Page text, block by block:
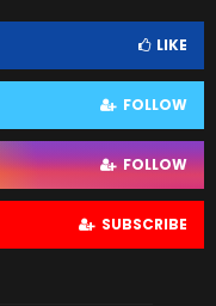
LIKE
FOLLOW
FOLLOW
SUBSCRIBE